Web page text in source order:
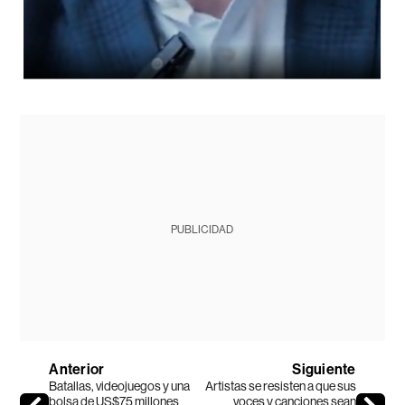
PUBLICIDAD
Anterior
Batallas, videojuegos y una
bolsa de US$75 millones
Siguiente
Artistas se resisten a que sus
voces y canciones sean